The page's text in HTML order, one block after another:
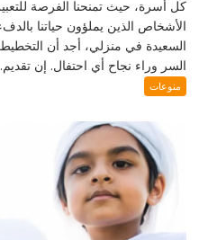
كل أسرة، حيث تمنحنا الفرصة
الأشخاص الذين يملؤون حياتنا
السعيدة في منزلي، أجد أن
السر وراء نجاح أي احتفال. إن
منوعات